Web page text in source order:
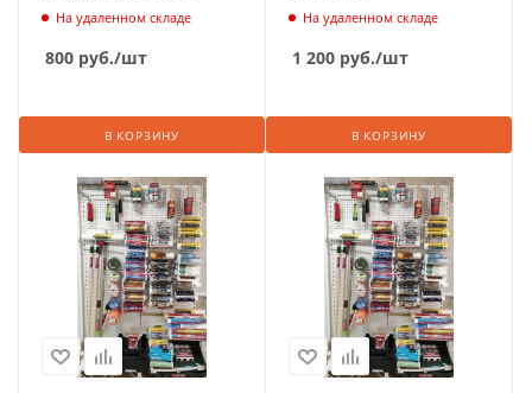
На удаленном складе
800 руб./шт
В КОРЗИНУ
На удаленном складе
1 200 руб./шт
В КОРЗИНУ